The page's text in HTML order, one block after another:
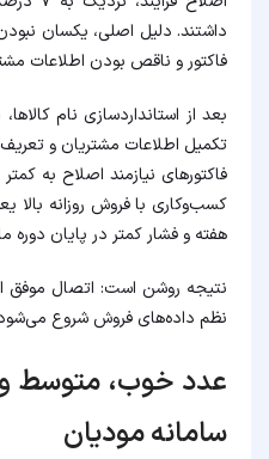
داشتند. دلیل اصلی، یکسان
فاکتور و ناقص بودن اطلاعات
بعد از استانداردسازی نام
تکمیل اطلاعات مشتریان و
کسب‌وکاری با فروش روزانه بالا
هفته و فشار کمتر در پایان دوره
نتیجه روشن است: اتصال موفق
نظم داده‌های فروش شروع
عدد خوب، متوسط
سامانه مودیان